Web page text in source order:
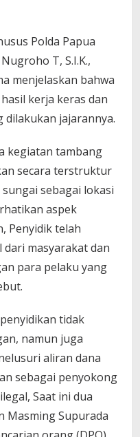
Polda Papua
T, S.I.K.,
menjelaskan bahwa
kerja keras dan
dilakukan jajarannya.
kegiatan tambang
secara terstruktur
sebagai lokasi
aspek
Penyidik telah
masyarakat dan
para pelaku yang
tidak
namun juga
aliran dana
sebagai penyokong
Saat ini dua
Masming Supurada